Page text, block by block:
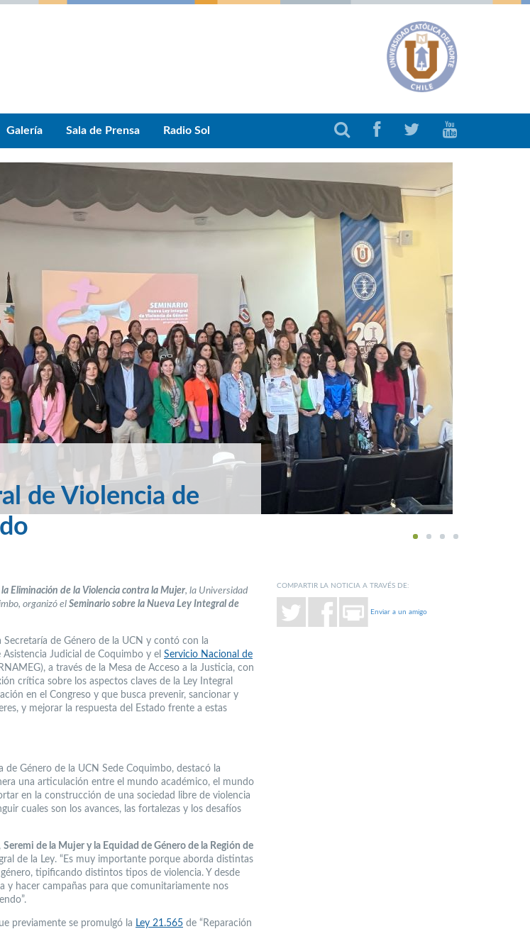
Galería Sala de Prensa Radio Sol
1 2 3 4
de Violencia de
Eliminación de la Violencia contra la Mujer, la Universidad
organizó el Seminario sobre la Nueva Ley Integral de
de Género de la UCN y contó con la
Judicial de Coquimbo y el Servicio Nacional de
a través de la Mesa de Acceso a la Justicia, con
crítica sobre los aspectos claves de la Ley Integral
en el Congreso y que busca prevenir, sancionar y
y mejorar la respuesta del Estado frente a estas
de Género de la UCN Sede Coquimbo, destacó la
una articulación entre el mundo académico, el mundo
en la construcción de una sociedad libre de violencia
cuales son los avances, las fortalezas y los desafíos
, Seremi de la Mujer y la Equidad de Género de la Región de
de la Ley. “Es muy importante porque aborda distintas
tipificando distintos tipos de violencia. Y desde
y hacer campañas para que comunitariamente nos
previamente se promulgó la Ley 21.565 de “Reparación
COMPARTIR LA NOTICIA A TRAVÉS DE:
Enviar a un amigo